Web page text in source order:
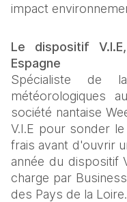
impact
Le dispositif
Espagne
Spécialiste de
météorologiques
société nantaise
V.I.E pour sonder
frais avant d'ouvrir
année du dispositif
charge par
des Pays de la Loire.